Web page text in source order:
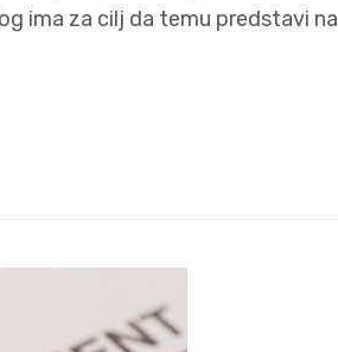
ima za cilj da temu predstavi na